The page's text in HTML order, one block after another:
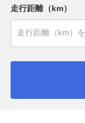
走行距離（km）